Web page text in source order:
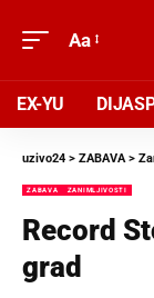
Aa
EX-YU
uzivo24 > ZABAVA>
ZABAVA ZANIMLJIVOSTI
Record
grad